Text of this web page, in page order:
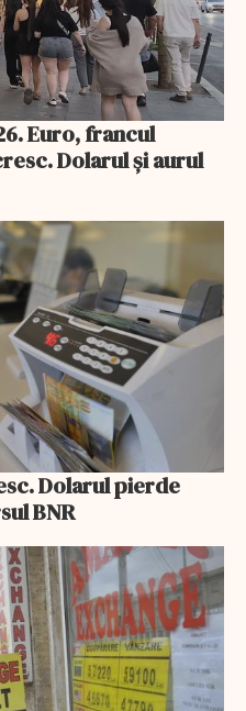
Euro, francul
Dolarul și aurul
Dolarul pierde
BNR